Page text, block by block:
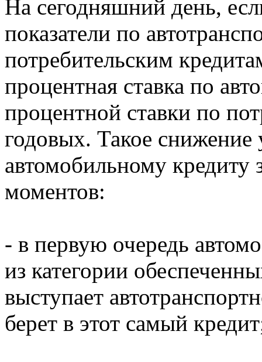
На сегодняшний день,
показатели по
потребительским
процентная ставка по
процентной ставки по
годовых. Такое снижение
автомобильному кредиту
моментов:
- в первую очередь
из категории
выступает
берет в этот самый